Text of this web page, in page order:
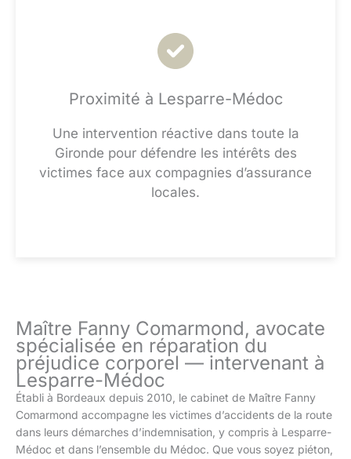
Proximité à Lesparre-Médoc
Une intervention réactive dans toute la
Gironde pour défendre les intérêts des
victimes face aux compagnies d’assurance
locales.
Maître Fanny Comarmond, avocate
spécialisée en réparation du
préjudice corporel — intervenant à
Lesparre-Médoc
Établi à Bordeaux depuis 2010, le cabinet de Maître Fanny
Comarmond accompagne les victimes d’accidents de la route
dans leurs démarches d’indemnisation, y compris à Lesparre-
Médoc et dans l’ensemble du Médoc. Que vous soyez piéton,